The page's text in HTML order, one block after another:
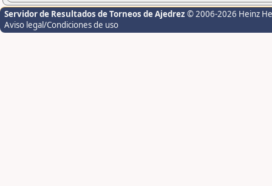
Servidor de Resultados de Torneos de Ajedrez © 2006-2026 Heinz
Aviso legal/Condiciones de uso